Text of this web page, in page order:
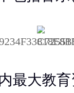
最大教